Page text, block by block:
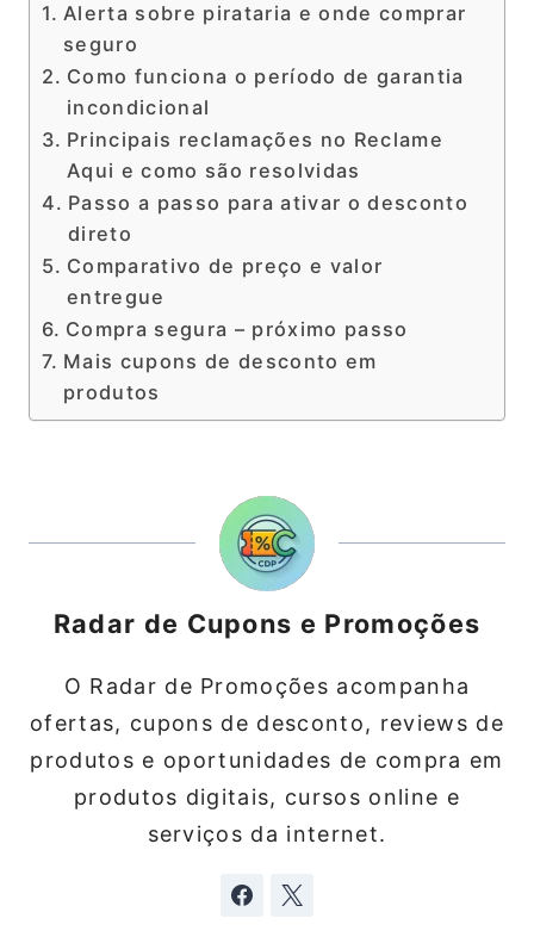
Alerta sobre pirataria e onde comprar
seguro
Como funciona o período de garantia
incondicional
Principais reclamações no Reclame
Aqui e como são resolvidas
Passo a passo para ativar o desconto
direto
Comparativo de preço e valor
entregue
Compra segura – próximo passo
Mais cupons de desconto em
produtos
Radar de Cupons e Promoções
O Radar de Promoções acompanha
ofertas, cupons de desconto, reviews de
produtos e oportunidades de compra em
produtos digitais, cursos online e
serviços da internet.